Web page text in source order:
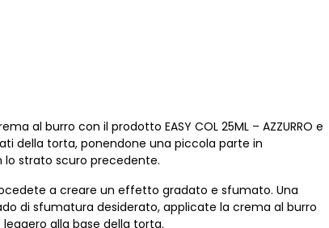
al burro con il prodotto EASY COL 25ML – AZZURRO e
della torta, ponendone una piccola parte in
lo strato scuro precedente.
a creare un effetto gradato e sfumato. Una
di sfumatura desiderato, applicate la crema al burro
alla base della torta.